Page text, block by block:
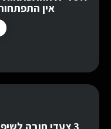
אין
3 צעדי חובה